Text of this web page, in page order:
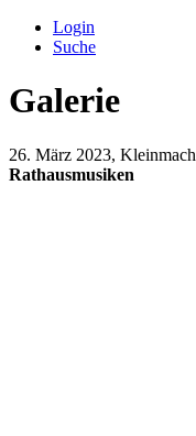
Login
Suche
Galerie
26. März 2023,
Rathausmusiken